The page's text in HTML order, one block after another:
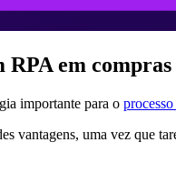
em
importante para o
vantagens, uma vez que